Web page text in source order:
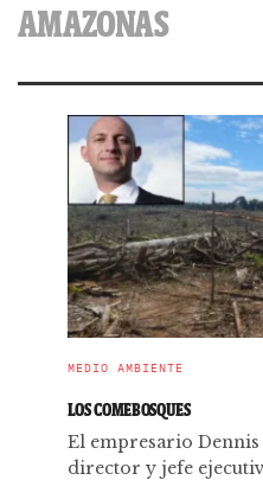
AMAZONAS
MEDIO AMBIENTE
LOS COMEBOSQUES
El empresario
director y jefe